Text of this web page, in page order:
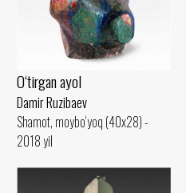
O‘tirgan ayol
Damir Ruzibaev
Shamot, moybo‘yoq (40x28) -
2018 yil